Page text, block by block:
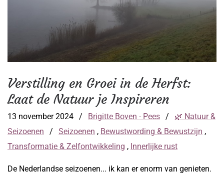
Verstilling en Groei in de Herfst:
Laat de Natuur je Inspireren
13 november 2024 / Brigitte Boven - Pees /
🌿 Natuur &
Seizoenen
/ Seizoenen , Bewustwording & Bewustzijn ,
Transformatie & Zelfontwikkeling , Innerlijke rust
De Nederlandse seizoenen... ik kan er enorm van genieten.